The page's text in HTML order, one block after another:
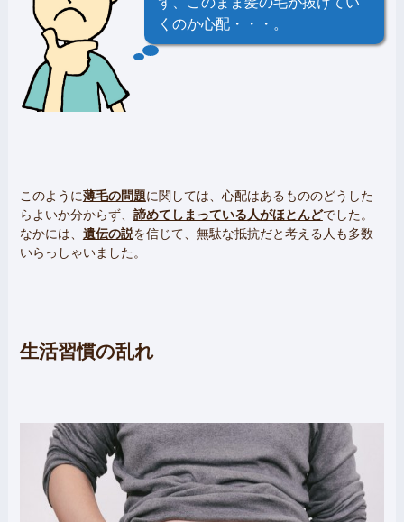
くのか心配・・・。
このように薄毛の問題に関しては、心配はあるもののどうした
らよいか分からず、 諦めてしまっている人がほとんどでした。
なかには、 遺伝の説を信じて、無駄な抵抗だと考える人も多数
いらっしゃいました。
生活習慣の乱れ